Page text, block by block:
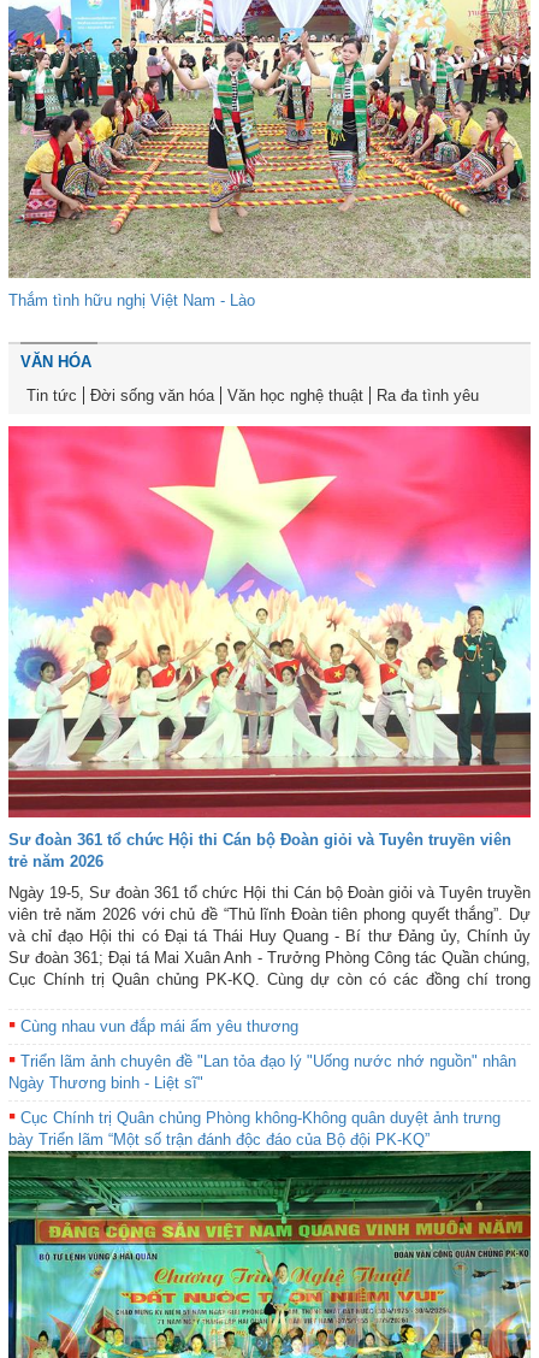
Thắm tình hữu nghị Việt Nam - Lào
VĂN HÓA
Tin tức
Đời sống văn hóa Văn học nghệ thuật Ra đa tình yêu
Sư đoàn 361 tổ chức Hội thi Cán bộ Đoàn giỏi và Tuyên truyền viên
trẻ năm 2026
Ngày 19-5, Sư đoàn 361 tổ chức Hội thi Cán bộ Đoàn giỏi và Tuyên truyền
viên trẻ năm 2026 với chủ đề “Thủ lĩnh Đoàn tiên phong quyết thắng”. Dự
và chỉ đạo Hội thi có Đại tá Thái Huy Quang - Bí thư Đảng ủy, Chính ủy
Sư đoàn 361; Đại tá Mai Xuân Anh - Trưởng Phòng Công tác Quần chúng,
Cục Chính trị Quân chủng PK-KQ. Cùng dự còn có các đồng chí trong
Sư đoàn 361.
Cùng nhau vun đắp mái ấm yêu thương
Triển lãm ảnh chuyên đề "Lan tỏa đạo lý "Uống nước nhớ nguồn" nhân
Ngày Thương binh - Liệt sĩ"
Cục Chính trị Quân chủng Phòng không-Không quân duyệt ảnh trưng
bày Triển lãm “Một số trận đánh độc đáo của Bộ đội PK-KQ”